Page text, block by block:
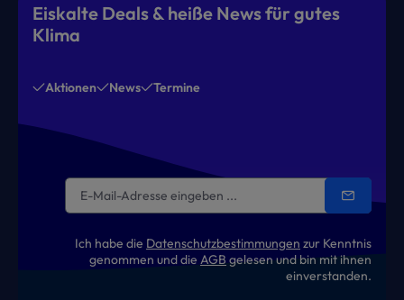
Eiskalte Deals & heiße News für gutes
Klima
Aktionen News Termine
Ich habe die Datenschutzbestimmungen zur Kenntnis
genommen und die AGB gelesen und bin mit ihnen
einverstanden.